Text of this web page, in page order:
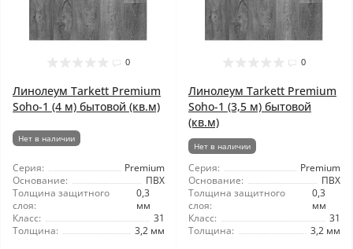
0
Линолеум Tarkett Premium
Soho-1 (4 м) бытовой (кв.м)
Нет в наличии
Серия:
Premium
Основание:
ПВХ
Толщина защитного
слоя:
0,3
мм
Класс:
31
Толщина:
3,2 мм
0
Линолеум Tarkett Premium
Soho-1 (3,5 м) бытовой
(кв.м)
Нет в наличии
Серия:
Premium
Основание:
ПВХ
Толщина защитного
слоя:
0,3
мм
Класс:
31
Толщина:
3,2 мм